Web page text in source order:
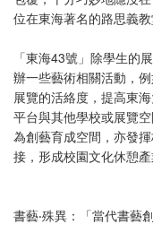
位在東海著名的路思義
「東海43號」除學生的
辦一些藝術相關活動，
展覽的活絡度，提高東
平台與其他學校或展覽
為創藝育成空間，亦發
接，形成校園文化休憩產
書藝‧殊異：「當代書藝